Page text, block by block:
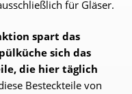
für Gläser.
spart das
sich das
die hier täglich
Besteckteile von